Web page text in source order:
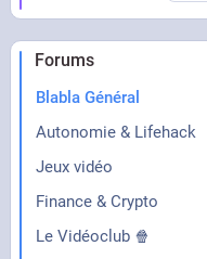
Forums
Blabla Général
Autonomie & Lifehack
Jeux vidéo
Finance & Crypto
Le Vidéoclub 🍿